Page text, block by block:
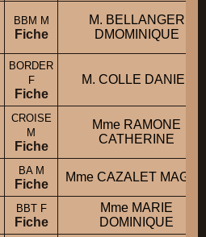
BBM M
Fiche
M. BELLANGER
DMOMINIQUE
BORDER
F
Fiche
M. COLLE DANIEL
CROISE
M
Fiche
Mme RAMONE
CATHERINE
BA M
Fiche
Mme CAZALET
BBT F
Fiche
Mme MARIE
DOMINIQUE